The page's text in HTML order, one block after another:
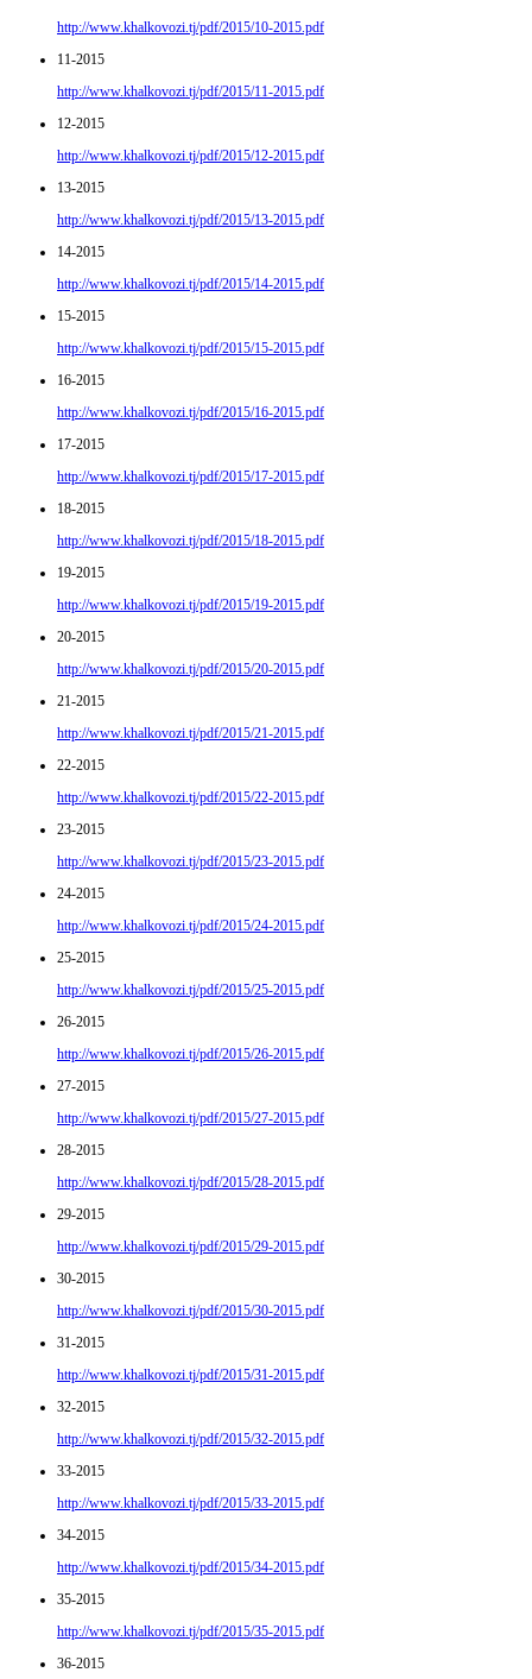
http://www.khalkovozi.tj/pdf/2015/10-2015.pdf
11-2015
http://www.khalkovozi.tj/pdf/2015/11-2015.pdf
12-2015
http://www.khalkovozi.tj/pdf/2015/12-2015.pdf
13-2015
http://www.khalkovozi.tj/pdf/2015/13-2015.pdf
14-2015
http://www.khalkovozi.tj/pdf/2015/14-2015.pdf
15-2015
http://www.khalkovozi.tj/pdf/2015/15-2015.pdf
16-2015
http://www.khalkovozi.tj/pdf/2015/16-2015.pdf
17-2015
http://www.khalkovozi.tj/pdf/2015/17-2015.pdf
18-2015
http://www.khalkovozi.tj/pdf/2015/18-2015.pdf
19-2015
http://www.khalkovozi.tj/pdf/2015/19-2015.pdf
20-2015
http://www.khalkovozi.tj/pdf/2015/20-2015.pdf
21-2015
http://www.khalkovozi.tj/pdf/2015/21-2015.pdf
22-2015
http://www.khalkovozi.tj/pdf/2015/22-2015.pdf
23-2015
http://www.khalkovozi.tj/pdf/2015/23-2015.pdf
24-2015
http://www.khalkovozi.tj/pdf/2015/24-2015.pdf
25-2015
http://www.khalkovozi.tj/pdf/2015/25-2015.pdf
26-2015
http://www.khalkovozi.tj/pdf/2015/26-2015.pdf
27-2015
http://www.khalkovozi.tj/pdf/2015/27-2015.pdf
28-2015
http://www.khalkovozi.tj/pdf/2015/28-2015.pdf
29-2015
http://www.khalkovozi.tj/pdf/2015/29-2015.pdf
30-2015
http://www.khalkovozi.tj/pdf/2015/30-2015.pdf
31-2015
http://www.khalkovozi.tj/pdf/2015/31-2015.pdf
32-2015
http://www.khalkovozi.tj/pdf/2015/32-2015.pdf
33-2015
http://www.khalkovozi.tj/pdf/2015/33-2015.pdf
34-2015
http://www.khalkovozi.tj/pdf/2015/34-2015.pdf
35-2015
http://www.khalkovozi.tj/pdf/2015/35-2015.pdf
36-2015